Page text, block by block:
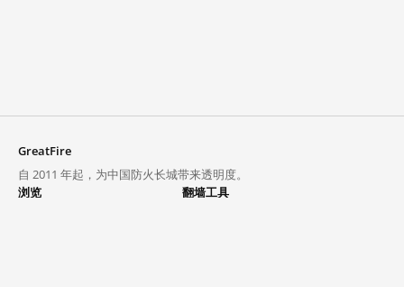
GreatFire
自 2011 年起，为中国防火长城带来透明度。
浏览
翻墙工具